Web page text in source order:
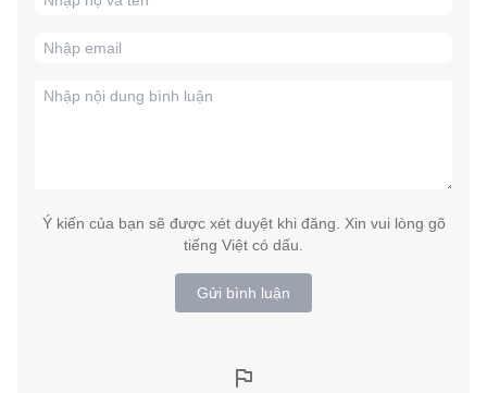
Ý kiến của bạn sẽ được xét duyệt khi đăng. Xin vui lòng gõ
tiếng Việt có dấu.
Gửi bình luận